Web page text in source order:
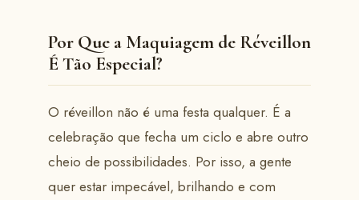
Por Que a Maquiagem de Réveillon
É Tão Especial?
O réveillon não é uma festa qualquer. É a
celebração que fecha um ciclo e abre outro
cheio de possibilidades. Por isso, a gente
quer estar impecável, brilhando e com